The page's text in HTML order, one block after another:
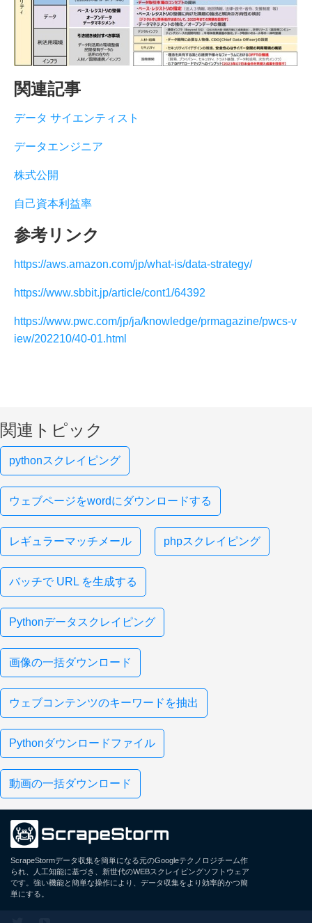
関連記事
データ サイエンティスト
データエンジニア
株式公開
自己資本利益率
参考リンク
https://aws.amazon.com/jp/what-is/data-strategy/
https://www.sbbit.jp/article/cont1/64392
https://www.pwc.com/jp/ja/knowledge/prmagazine/pwcs-v
iew/202210/40-01.html
関連トピック
pythonスクレイピング
ウェブページをwordにダウンロードする
レギュラーマッチメール phpスクレイピング
バッチで URL を生成する
Pythonデータスクレイピング
画像の一括ダウンロード
ウェブコンテンツのキーワードを抽出
Pythonダウンロードファイル
動画の一括ダウンロード
ScrapeStormデータ収集を簡単になる元のGoogleテクノロジチーム作
られ、人工知能に基づき、新世代のWEBスクレイピングソフトウェア
です。強い機能と簡単な操作により、データ収集をより効率的かつ簡
単にする。